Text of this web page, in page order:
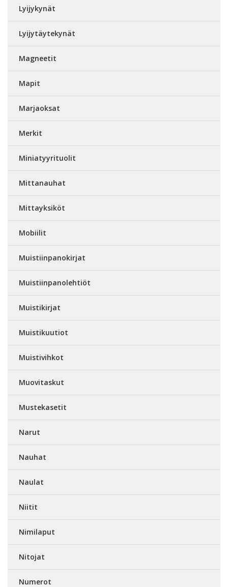
Lyijykynät
Lyijytäytekynät
Magneetit
Mapit
Marjaoksat
Merkit
Miniatyyrituolit
Mittanauhat
Mittayksiköt
Mobiilit
Muistiinpanokirjat
Muistiinpanolehtiöt
Muistikirjat
Muistikuutiot
Muistivihkot
Muovitaskut
Mustekasetit
Narut
Nauhat
Naulat
Niitit
Nimilaput
Nitojat
Numerot